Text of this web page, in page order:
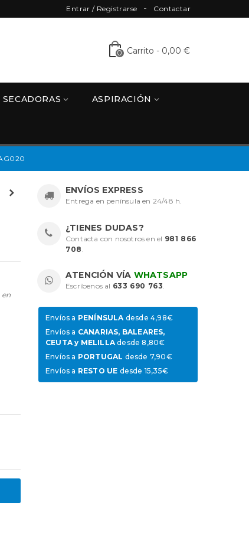
Contactar
Entrar / Registrarse
0 Carrito - 0,00 €
SECADORAS ASPIRACIÓN
en
ENVÍOS EXPRESS
Entrega en península en 24/48 h.
¿TIENES DUDAS?
Contacta con nosotros en el 981 866
708 .
ATENCIÓN VÍA WHATSAPP
Escríbenos al 633 690 763.
Envíos a PENÍNSULAdesde 4,98€
Envíos a CANARIAS, BALEARES,
CEUTA y MELILLAdesde 8,80€
Envíos a PORTUGAL desde 7,90€
Envíos a RESTO UE desde 15,35€